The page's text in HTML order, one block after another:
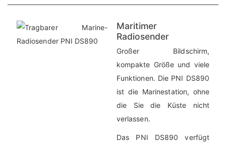
Maritimer
Radiosender
Großer Bildschirm,
kompakte Größe und viele
Funktionen. Die PNI DS890
ist die Marinestation, ohne
die Sie die Küste nicht
verlassen.
Das PNI DS890 verfügt